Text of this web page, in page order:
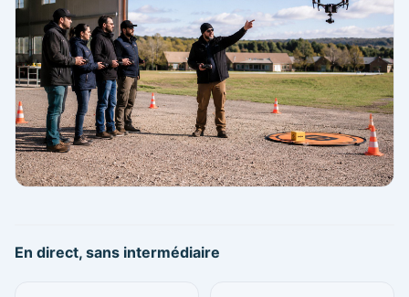
En direct, sans intermédiaire